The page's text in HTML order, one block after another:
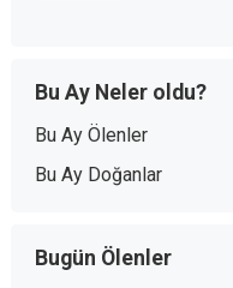
Bu Ay Neler oldu?
Bu Ay Ölenler
Bu Ay Doğanlar
Bugün Ölenler